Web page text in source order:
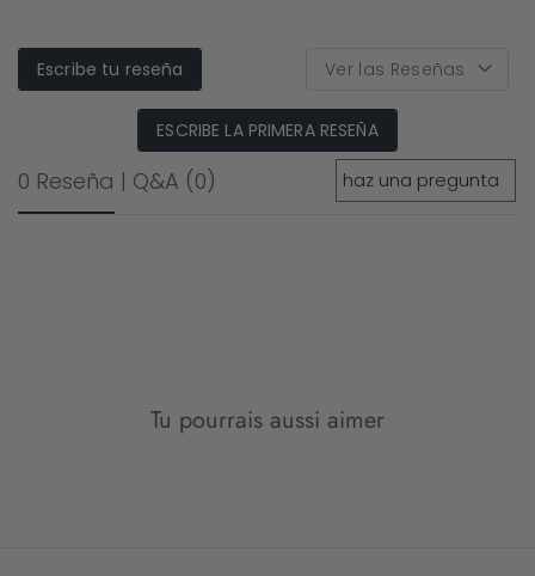
Escribe tu reseña
ESCRIBE LA PRIMERA RESEÑA
0 Reseña | Q&A (0)
Tu pourrais aussi aimer